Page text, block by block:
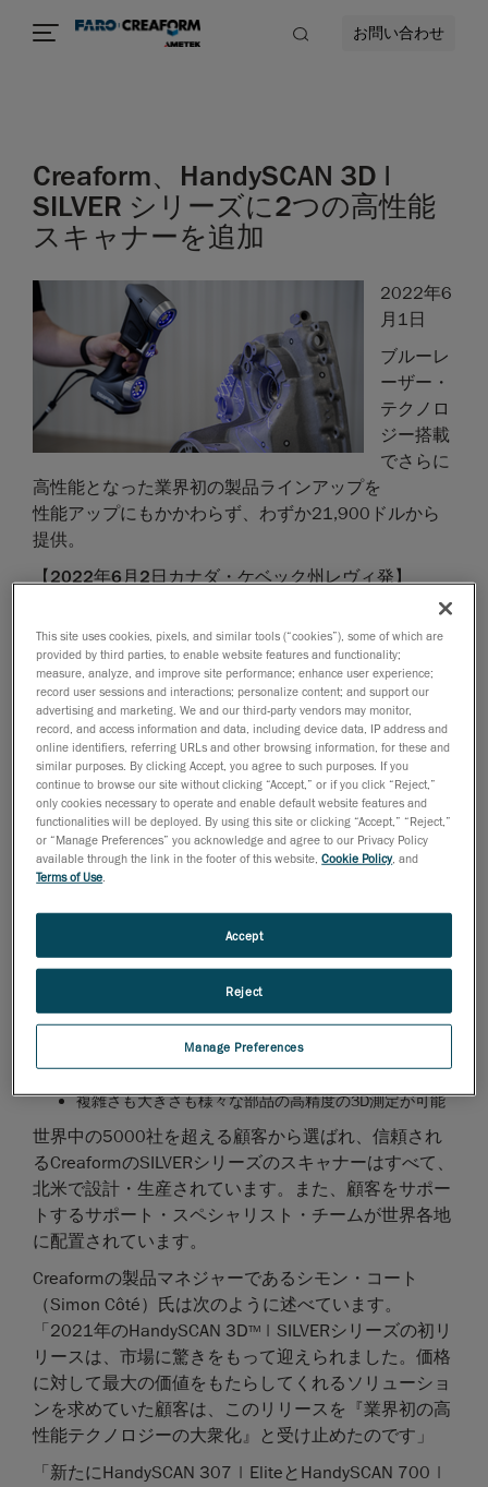
お問い合わせ
Creaform、HandySCAN 3D |
SILVER シリーズに2つの高性能
スキャナーを追加
2022年6
月1日
ブルーレ
ーザー・
テクノロ
ジー搭載
でさらに
高性能となった業界初の製品ラインアップを
性能アップにもかかわらず、わずか21,900ドルから
提供。
【2022年6月2日カナダ・ケベック州レヴィ発】
であり、ポータブル3D測定ソリューションとエンジ
ニアリングサービスで世界をリードするCreaform
本日、 HandySCAN 3DTM| SILVERシリーズソリューシ
ョン・スイートの一部として、コスト・パフォーマン
スが極めて高い2つのスキャナーを発売することを発
表しました。ブルーレーザー・テクノロジー搭載の
HandySCAN 307 | EliteおよびHandySCAN 700 | Elite
は、手頃さを求めながら、高性能の3Dスキャン技術
を活用したいと望む中小企業にとって新たな選択肢と
なるものです。
光沢のある複雑な表面形状の部品でも、高精度のデー
解像度および精度が最大0.030 mmにまで向上
VXelementsの強力なアルゴリズムによってソフトウェ
ア機能が拡張され、卓越したユーザー・エクスペリエ
複雑さも大きさも様々な部品の高精度の3D測定が可能
世界中の5000社を超える顧客から選ばれ、信頼され
るCreaformのSILVERシリーズのスキャナーはすべて、
北米で設計・生産されています。また、顧客をサポー
トするサポート・スペシャリスト・チームが世界各地
に配置されています。
Creaformの製品マネジャーであるシモン・コート
（Simon Côté）氏は次のように述べています。
「2021年のHandySCAN 3DTM | SILVERシリーズの初リ
リースは、市場に驚きをもって迎えられました。価格
に対して最大の価値をもたらしてくれるソリューショ
ンを求めていた顧客は、このリリースを『業界初の高
性能テクノロジーの大衆化』と受け止めたのです」
「新たにHandySCAN 307 | EliteとHandySCAN 700 |
This site uses cookies, pixels, and similar tools (“cookies”), some of which are
provided by third parties, to enable website features and functionality;
measure, analyze, and improve site performance; enhance user experience;
record user sessions and interactions; personalize content; and support our
advertising and marketing. We and our third-party vendors may monitor,
record, and access information and data, including device data, IP address and
online identifiers, referring URLs and other browsing information, for these and
similar purposes. By clicking Accept, you agree to such purposes. If you
continue to browse our site without clicking “Accept,” or if you click “Reject,”
only cookies necessary to operate and enable default website features and
functionalities will be deployed. By using this site or clicking “Accept,” “Reject,”
or “Manage Preferences” you acknowledge and agree to our Privacy Policy
available through the link in the footer of this website,Cookie Policy, and
Terms of Use
Manage Preferences
Reject
Accept